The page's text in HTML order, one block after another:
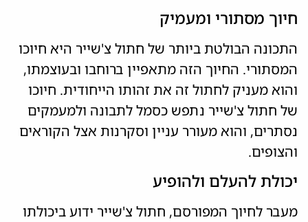
חיוך מסתורי ומעמיק
התכונה הבולטת ביותר של חתול צ'שייר היא חיוכו
המסתורי. החיוך הזה מתאפיין ברוחבו ובעוצמתו,
והוא מעניק לחתול זה את זהותו הייחודית. חיוכו
של חתול צ'שייר נתפש כסמל לתבונה ולמעמקים
נסתרים, והוא מעורר עניין וסקרנות אצל הקוראים
והצופים.
יכולת להעלם ולהופיע
מעבר לחיוך המפורסם, חתול צ'שייר ידוע ביכולתו